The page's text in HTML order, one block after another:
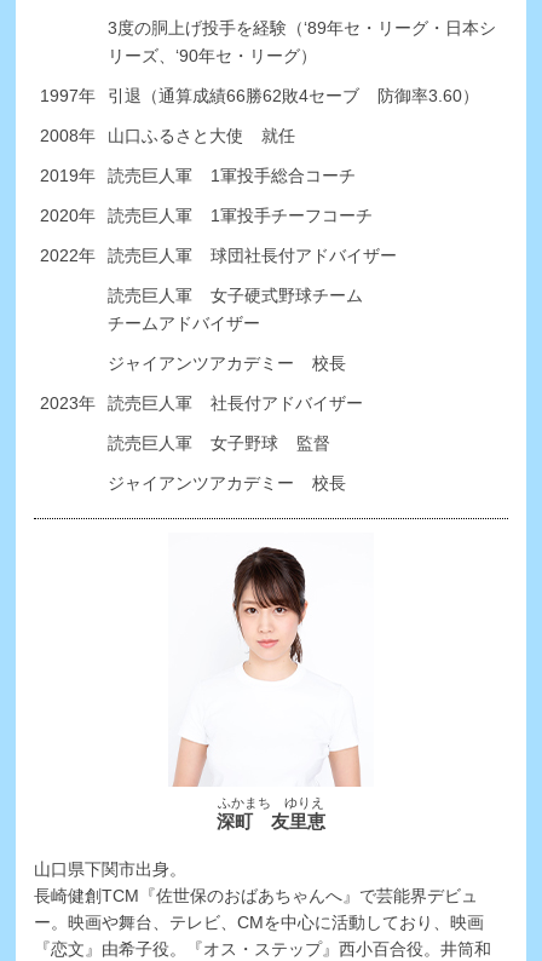
3度の胴上げ投手を経験（‘89年セ・リーグ・日本シ
リーズ、‘90年セ・リーグ）
1997年 引退（通算成績66勝62敗4セーブ 防御率3.60）
2008年 山口ふるさと大使 就任
2019年 読売巨人軍 1軍投手総合コーチ
2020年 読売巨人軍 1軍投手チーフコーチ
2022年 読売巨人軍 球団社長付アドバイザー
読売巨人軍
女子硬式野球チーム
チームアドバイザー
ジャイアンツアカデミー 校長
2023年 読売巨人軍 社長付アドバイザー
読売巨人軍 女子野球 監督
ジャイアンツアカデミー 校長
ふかまち ゆりえ
深町 友里恵
山口県下関市出身。
長崎健創TCM『佐世保のおばあちゃんへ』で芸能界デビュ
ー。映画や舞台、テレビ、CMを中心に活動しており、映画
『恋文』由希子役。『オス・ステップ』西小百合役。井筒和